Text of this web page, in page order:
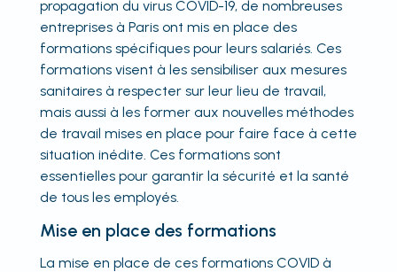
propagation du virus COVID-19, de nombreuses
entreprises à Paris ont mis en place des
formations spécifiques pour leurs salariés. Ces
formations visent à les sensibiliser aux mesures
sanitaires à respecter sur leur lieu de travail,
mais aussi à les former aux nouvelles méthodes
de travail mises en place pour faire face à cette
situation inédite. Ces formations sont
essentielles pour garantir la sécurité et la santé
de tous les employés.
Mise en place des formations
La mise en place de ces formations COVID à